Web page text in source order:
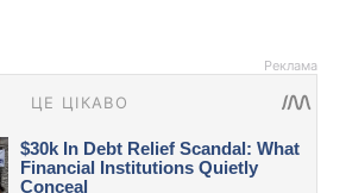
Реклама